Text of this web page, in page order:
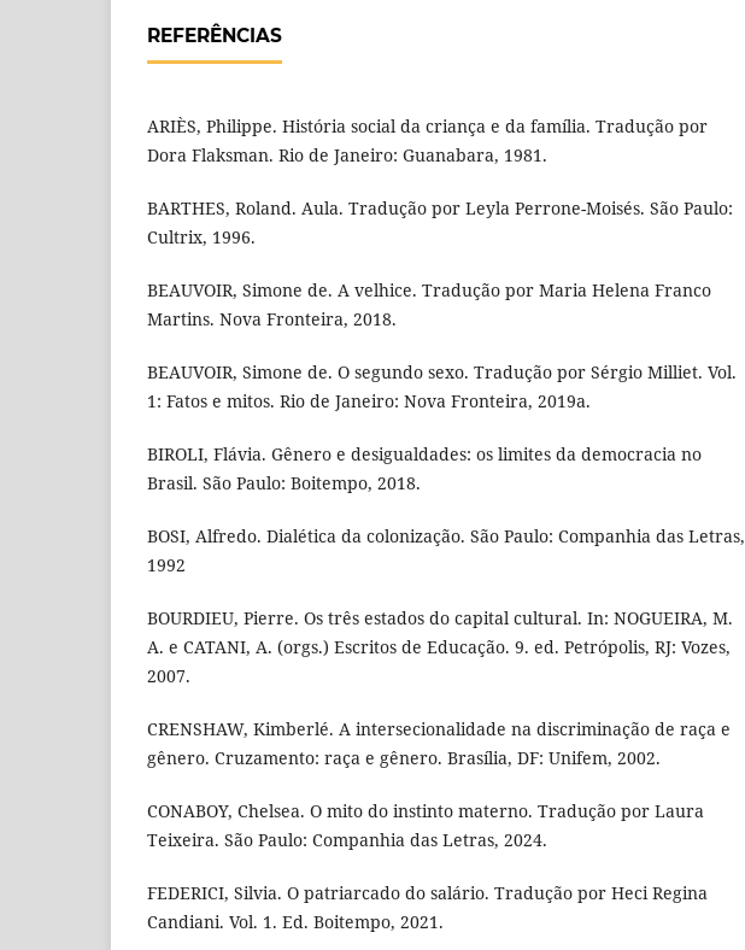
REFERÊNCIAS
ARIÈS, Philippe. História social da criança e da família. Tradução por
Dora Flaksman. Rio de Janeiro: Guanabara, 1981.
BARTHES, Roland. Aula. Tradução por Leyla Perrone-Moisés. São Paulo:
Cultrix, 1996.
BEAUVOIR, Simone de. A velhice. Tradução por Maria Helena Franco
Martins. Nova Fronteira, 2018.
BEAUVOIR, Simone de. O segundo sexo. Tradução por Sérgio Milliet. Vol.
1: Fatos e mitos. Rio de Janeiro: Nova Fronteira, 2019a.
BIROLI, Flávia. Gênero e desigualdades: os limites da democracia no
Brasil. São Paulo: Boitempo, 2018.
BOSI, Alfredo. Dialética da colonização. São Paulo: Companhia das Letras,
1992
BOURDIEU, Pierre. Os três estados do capital cultural. In: NOGUEIRA, M.
A. e CATANI, A. (orgs.) Escritos de Educação. 9. ed. Petrópolis, RJ: Vozes,
2007.
CRENSHAW, Kimberlé. A intersecionalidade na discriminação de raça e
gênero. Cruzamento: raça e gênero. Brasília, DF: Unifem, 2002.
CONABOY, Chelsea. O mito do instinto materno. Tradução por Laura
Teixeira. São Paulo: Companhia das Letras, 2024.
FEDERICI, Silvia. O patriarcado do salário. Tradução por Heci Regina
Candiani. Vol. 1. Ed. Boitempo, 2021.